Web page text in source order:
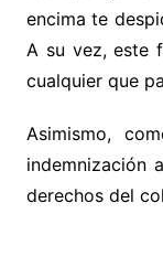
encima te
A su vez, este
cualquier que
Asimismo,
indemnización
derechos del